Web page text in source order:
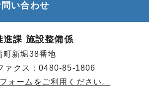
問い合わせ
進課 施設整備係
新堀38番地
クス：0480-85-1806
ォームをご利用ください。